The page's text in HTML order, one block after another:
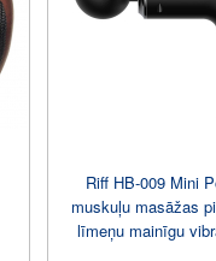
Riff HB-009 Mini
muskuļu masāžas
līmeņu mainīgu